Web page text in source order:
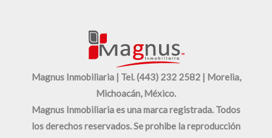
Magnus Inmobiliaria | Tel. (443) 232 2582 | Morelia,
Michoacán, México.
Magnus Inmobiliaria es una marca registrada. Todos
los derechos reservados. Se prohibe la reproducción